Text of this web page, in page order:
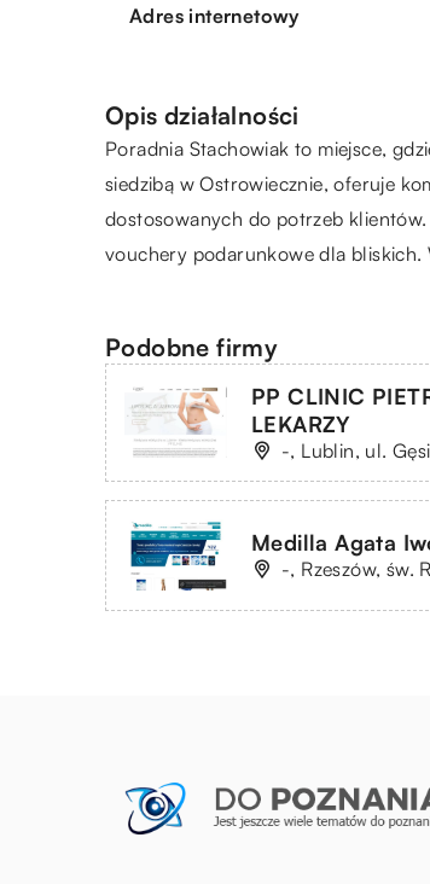
Adres internetowy
Opis działalności
Poradnia Stachowiak to miejsce,
siedzibą w Ostrowiecznie, oferuje
dostosowanych do potrzeb
vouchery podarunkowe dla
Podobne firmy
PP CLINIC
LEKARZY
-, Lublin, ul.
Medilla Agata
-, Rzeszów, św.